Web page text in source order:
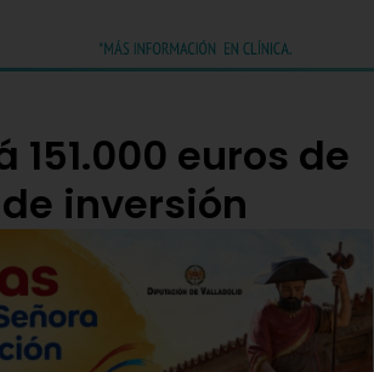
euros de
inversión